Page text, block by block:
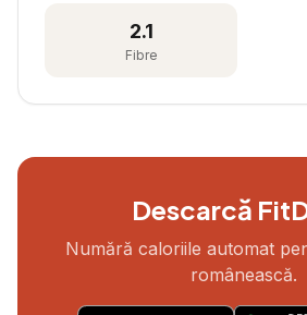
2.1
Fibre
Descarcă
Numără caloriile automat
românească.